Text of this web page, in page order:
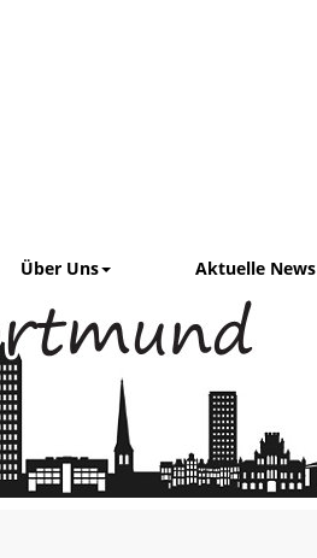
Über Uns Aktuelle News